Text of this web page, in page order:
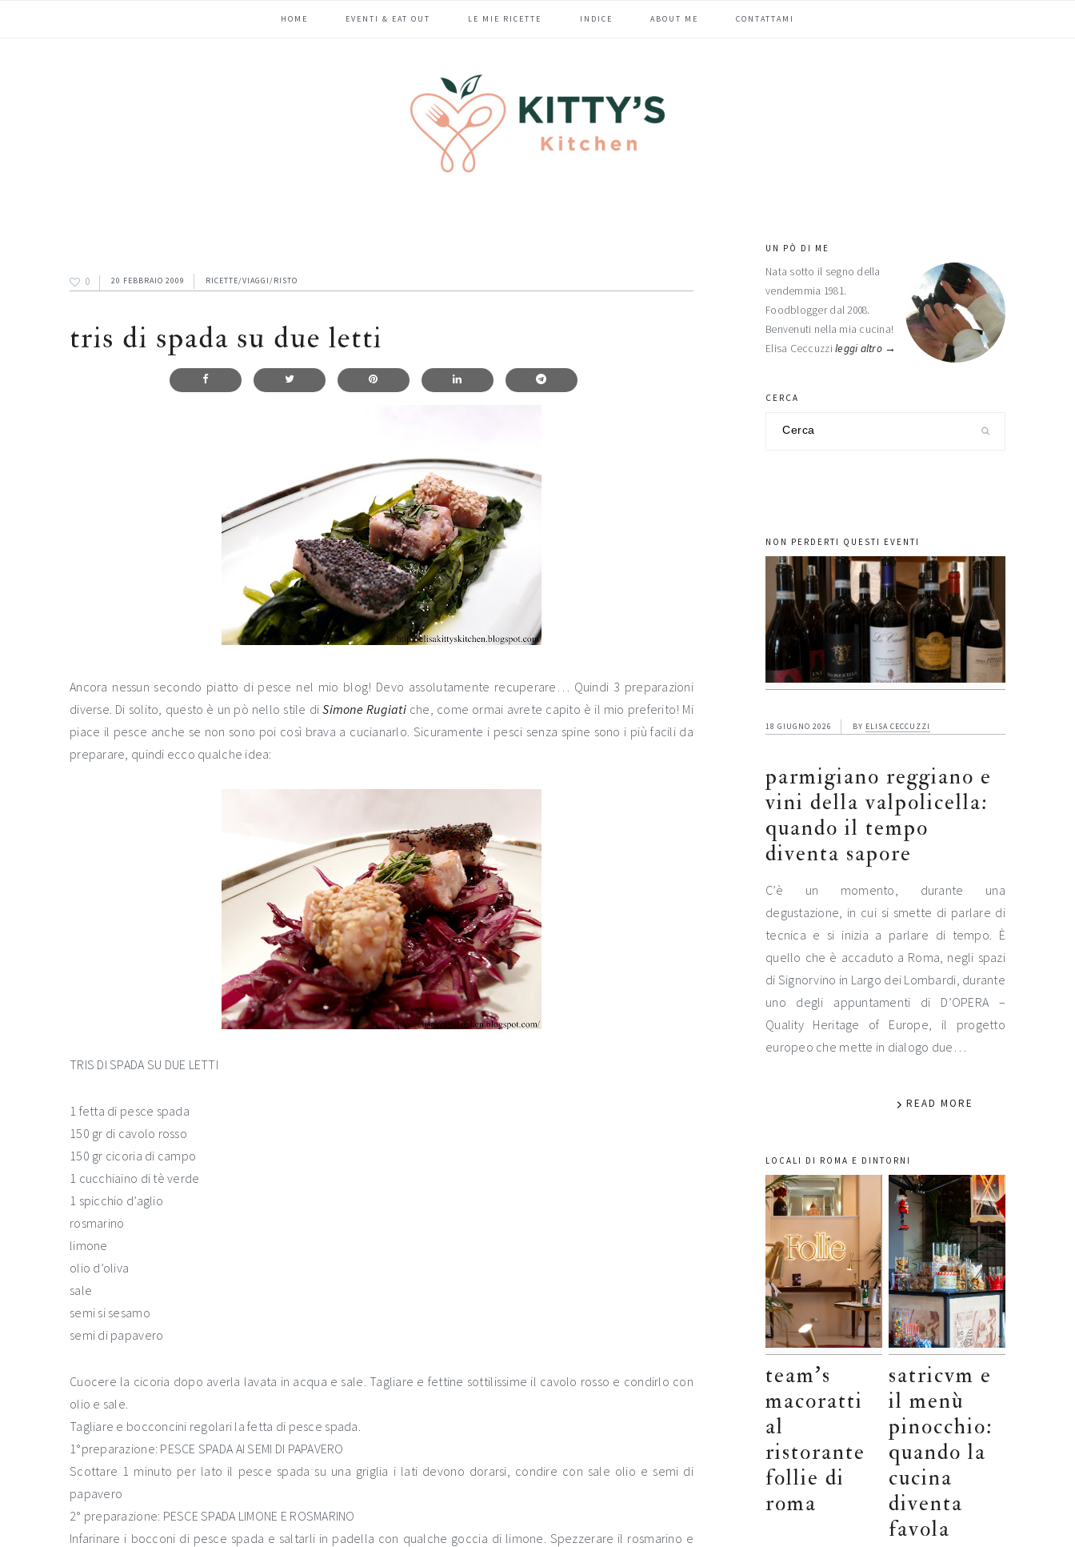
HOME EVENTI & EAT OUT LE MIE RICETTE INDICE ABOUT ME CONTATTAMI
0 20 FEBBRAIO 2009 RICETTE/VIAGGI/RISTO
tris di spada su due letti
Ancora nessun secondo piatto di pesce nel mio blog! Devo assolutamente recuperare… Quindi 3 preparazioni
diverse. Di solito, questo è un pò nello stile diSimone Rugiatiche, come ormai avrete capito è il mio preferito! Mi
piace il pesce anche se non sono poi così brava a cucianarlo. Sicuramente i pesci senza spine sono i più facili da
preparare, quindi ecco qualche idea:
TRIS DI SPADA SU DUE LETTI
1 fetta di pesce spada
150 gr di cavolo rosso
150 gr cicoria di campo
1 cucchiaino di tè verde
1 spicchio d’aglio
rosmarino
limone
olio d’oliva
sale
semi si sesamo
semi di papavero
Cuocere la cicoria dopo averla lavata in acqua e sale. Tagliare e fettine sottilissime il cavolo rosso e condirlo con
olio e sale.
Tagliare e bocconcini regolari la fetta di pesce spada.
1°preparazione: PESCE SPADA AI SEMI DI PAPAVERO
Scottare 1 minuto per lato il pesce spada su una griglia i lati devono dorarsi, condire con sale olio e semi di
papavero
2° preparazione: PESCE SPADA LIMONE E ROSMARINO
Infarinare i bocconi di pesce spada e saltarli in padella con qualche goccia di limone. Spezzerare il rosmarino e
barra
laterale
primaria
UN PÒ DI ME
Nata sotto il segno della
vendemmia 1981.
Foodblogger dal 2008.
Benvenuti nella mia cucina!
Elisa Ceccuzzileggi altro →
CERCA
NON PERDERTI QUESTI EVENTI
18 GIUGNO 2026 BY ELISA CECCUZZI
parmigiano reggiano e
vini della valpolicella:
quando il tempo
diventa sapore
C’è un momento, durante una
degustazione, in cui si smette di parlare di
tecnica e si inizia a parlare di tempo. È
quello che è accaduto a Roma, negli spazi
di Signorvino in Largo dei Lombardi, durante
uno degli appuntamenti di D’OPERA –
Quality Heritage of Europe, il progetto
europeo che mette in dialogo due…
READ MORE
LOCALI DI ROMA E DINTORNI
team’s
macoratti
al
ristorante
follie di
roma
satricvm e
il menù
pinocchio:
quando la
cucina
diventa
favola